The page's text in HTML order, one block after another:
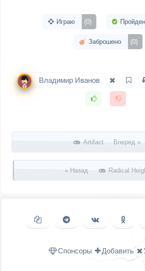
Играю (0)
Заброшено (0)
Владимир Иванов
Запись навигация
Artifact Вперед »
« Назад Radical
Копировать ссылку
Поделиться вПоделиться
Спонсоры Добавить